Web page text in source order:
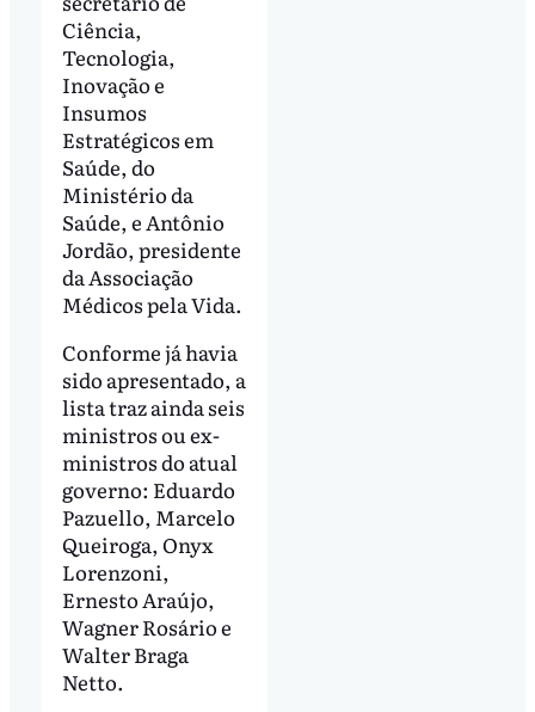
Ciência,
Tecnologia,
Inovação e
Insumos
Estratégicos em
Saúde, do
Ministério da
Saúde, e Antônio
Jordão, presidente
da Associação
Médicos pela Vida.
Conforme já havia
sido apresentado, a
lista traz ainda seis
ministros ou ex-
ministros do atual
governo: Eduardo
Pazuello, Marcelo
Queiroga, Onyx
Lorenzoni,
Ernesto Araújo,
Wagner Rosário e
Walter Braga
Netto.